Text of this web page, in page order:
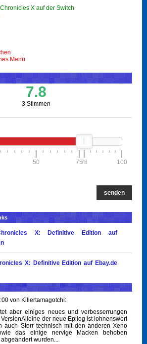
X auf der Switch
Menü
7.8
3 Stimmen
50 7578 100
senden
X: Definitive Edition auf
X: Definitive Edition auf Ebay.de
von Killertamagotchi:
aber einiges neues und verbesserrungen
der neue Epilog ist lohnenswert
auch Storr technisch mit den anderen Xeno
das einige nervige Macken behoben
wurden...